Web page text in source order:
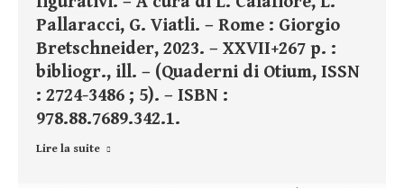
Pallaracci, G. Viatli. – Rome : Giorgio
Bretschneider, 2023. – XXVII+267 p. :
bibliogr., ill. – (Quaderni di Otium, ISSN
: 2724-3486 ; 5). – ISBN :
978.88.7689.342.1.
Lire la suite